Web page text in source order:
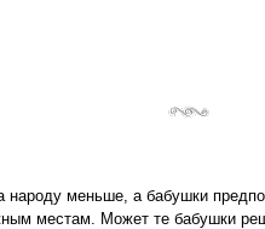
народу меньше, а бабушки
местам. Может те бабушки